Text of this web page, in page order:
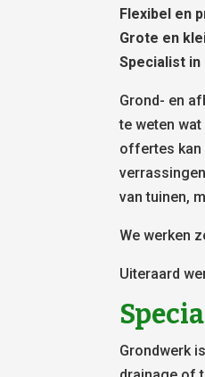
Flexibel en
Grote en
Specialist
Grond- en
te weten
offertes kan
van tuinen,
We werken
Uiteraard
Grondwerk